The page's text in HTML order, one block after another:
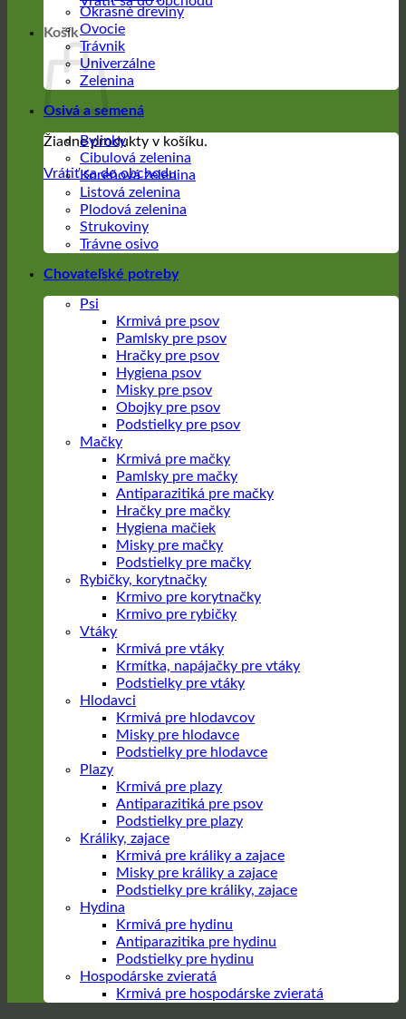
Košík
Žiadne produkty v košíku.
Vrátiť sa do obchodu
Okrasné dreviny
Ovocie
Trávnik
Univerzálne
Zelenina
Osivá a semená
Bylinky
Cibulová zelenina
Koreňová zelenina
Listová zelenina
Plodová zelenina
Strukoviny
Trávne osivo
Chovateľské potreby
Psi
Krmivá pre psov
Pamlsky pre psov
Hračky pre psov
Hygiena psov
Misky pre psov
Obojky pre psov
Podstielky pre psov
Mačky
Krmivá pre mačky
Pamlsky pre mačky
Antiparazitiká pre mačky
Hračky pre mačky
Hygiena mačiek
Misky pre mačky
Podstielky pre mačky
Rybičky, korytnačky
Krmivo pre korytnačky
Krmivo pre rybičky
Vtáky
Krmivá pre vtáky
Krmítka, napájačky pre vtáky
Podstielky pre vtáky
Hlodavci
Krmivá pre hlodavcov
Misky pre hlodavce
Podstielky pre hlodavce
Plazy
Krmivá pre plazy
Antiparazitiká pre psov
Podstielky pre plazy
Králiky, zajace
Krmivá pre králiky a zajace
Misky pre králiky a zajace
Podstielky pre králiky, zajace
Hydina
Krmivá pre hydinu
Antiparazitika pre hydinu
Podstielky pre hydinu
Hospodárske zvieratá
Krmivá pre hospodárske zvieratá